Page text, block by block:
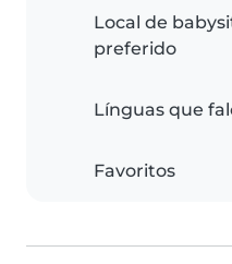
Local de
preferido
Línguas que
Favoritos